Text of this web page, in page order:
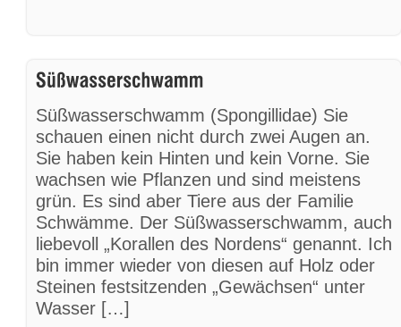
Süßwasserschwamm (Spongillidae) Sie
schauen einen nicht durch zwei Augen an.
Sie haben kein Hinten und kein Vorne. Sie
wachsen wie Pflanzen und sind meistens
grün. Es sind aber Tiere aus der Familie
Schwämme. Der Süßwasserschwamm, auch
liebevoll „Korallen des Nordens“ genannt. Ich
bin immer wieder von diesen auf Holz oder
Steinen festsitzenden „Gewächsen“ unter
Wasser […]